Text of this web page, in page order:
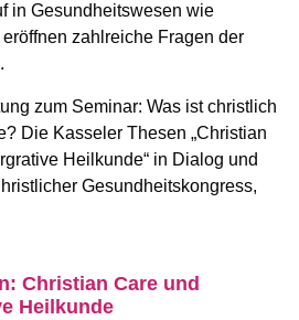
in Gesundheitswesen wie
zahlreiche Fragen der
zum Seminar: Was ist christlich
Die Kasseler Thesen „Christian
Heilkunde“ in Dialog und
Gesundheitskongress,
Christian Care und
Heilkunde